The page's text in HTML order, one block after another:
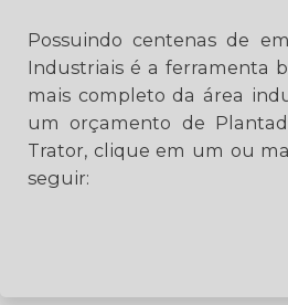
Possuindo centenas de
Industriais é a ferramenta
mais completo da área
um orçamento de
Trator, clique em um ou
seguir: